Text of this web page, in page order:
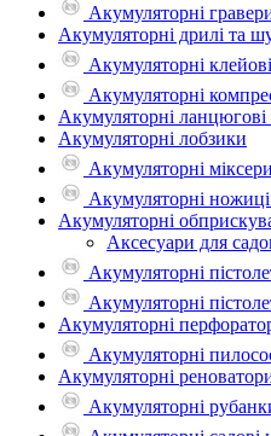
Акумуляторні
Акумуляторні дрилі та
Акумуляторні
Акумуляторні
Акумуляторні
Акумуляторні лобзики
Акумуляторні міксери
Акумуляторні ножиці
Акумуляторні
Аксесуари для
Акумуляторні
Акумуляторні
Акумуляторні
Акумуляторні
Акумуляторні
Акумуляторні